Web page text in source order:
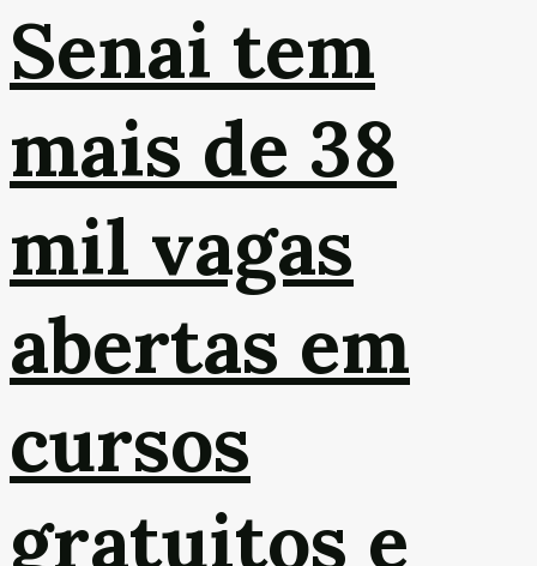
Senai tem
mais de 38
mil vagas
abertas em
cursos
gratuitos e